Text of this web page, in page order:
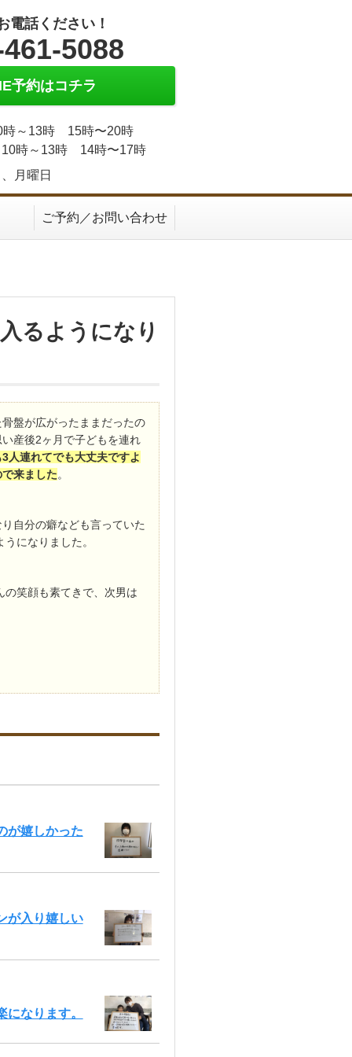
電話ください！
5088
予約はコチラ
時～13時 15時〜20時
10時～13時 14時〜17時
月曜日
ご予約／お問い合わせ
るようになり
盤が広がったままだったの
産後2ヶ月で子どもを連れ
人連れてでも大丈夫ですよ
来ました。
自分の癖なども言っていた
になりました。
笑顔も素てきで、次男は
が嬉しかった
が入り嬉しい
なります。